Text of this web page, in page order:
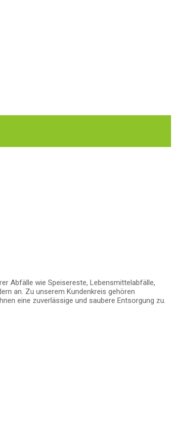
Abfälle wie Speisereste, Lebensmittelabfälle,
an. Zu unserem Kundenkreis gehören
eine zuverlässige und saubere Entsorgung zu.